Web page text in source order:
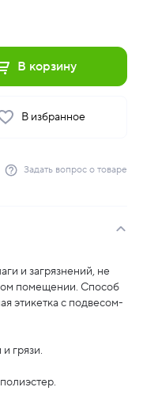
В корзину
В избранное
Задать вопрос о товаре
и загрязнений, не
помещении. Способ
этикетка с подвесом-
грязи.